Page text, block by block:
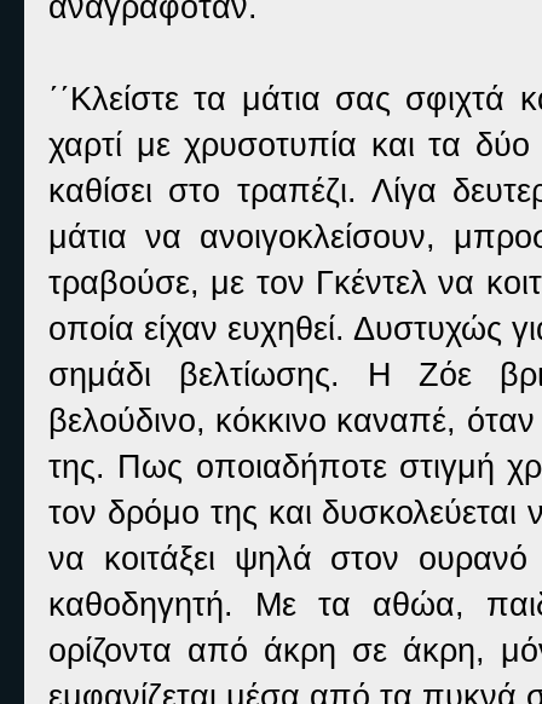
΄΄Κλείστε τα μάτια σας σφιχτά
χαρτί με χρυσοτυπία και τα
καθίσει στο τραπέζι. Λίγα
μάτια να ανοιγοκλείσουν,
τραβούσε, με τον Γκέντελ να
οποία είχαν ευχηθεί. Δυστυχώς
σημάδι βελτίωσης. Η Ζόε
βελούδινο, κόκκινο καναπέ,
της. Πως οποιαδήποτε στιγμή
τον δρόμο της και δυσκολεύεται
να κοιτάξει ψηλά στον ουρανό
καθοδηγητή. Με τα αθώα,
ορίζοντα από άκρη σε άκρη,
εμφανίζεται μέσα από τα πυκνά